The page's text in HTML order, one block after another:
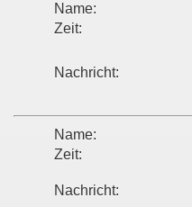
Name:
Zeit:
Nachricht:
Name:
Zeit:
Nachricht: